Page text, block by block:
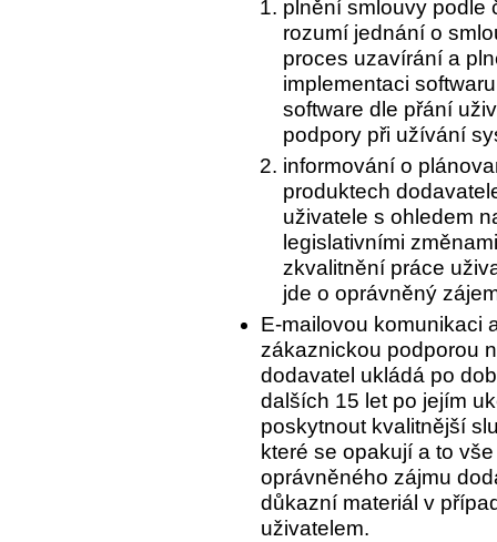
plnění smlouvy podle
rozumí jednání o
proces uzavírání a
implementaci
software dle přání
podpory při užívání
informování o
produktech
uživatele s ohledem
legislativními
zkvalitnění práce
jde o oprávněný
E-mailovou komunikaci
zákaznickou podporou
dodavatel ukládá po
dalších 15 let po jejím
poskytnout kvalitnější
které se opakují a to
oprávněného zájmu
důkazní materiál v
uživatelem.